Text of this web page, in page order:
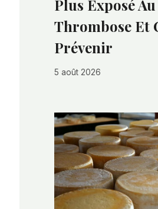
Plus Exposé
Thrombose Et
Prévenir
5 août 2026